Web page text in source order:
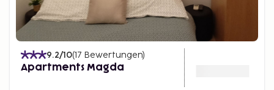
9.2/10(17 Bewertungen)
Apartments Magda